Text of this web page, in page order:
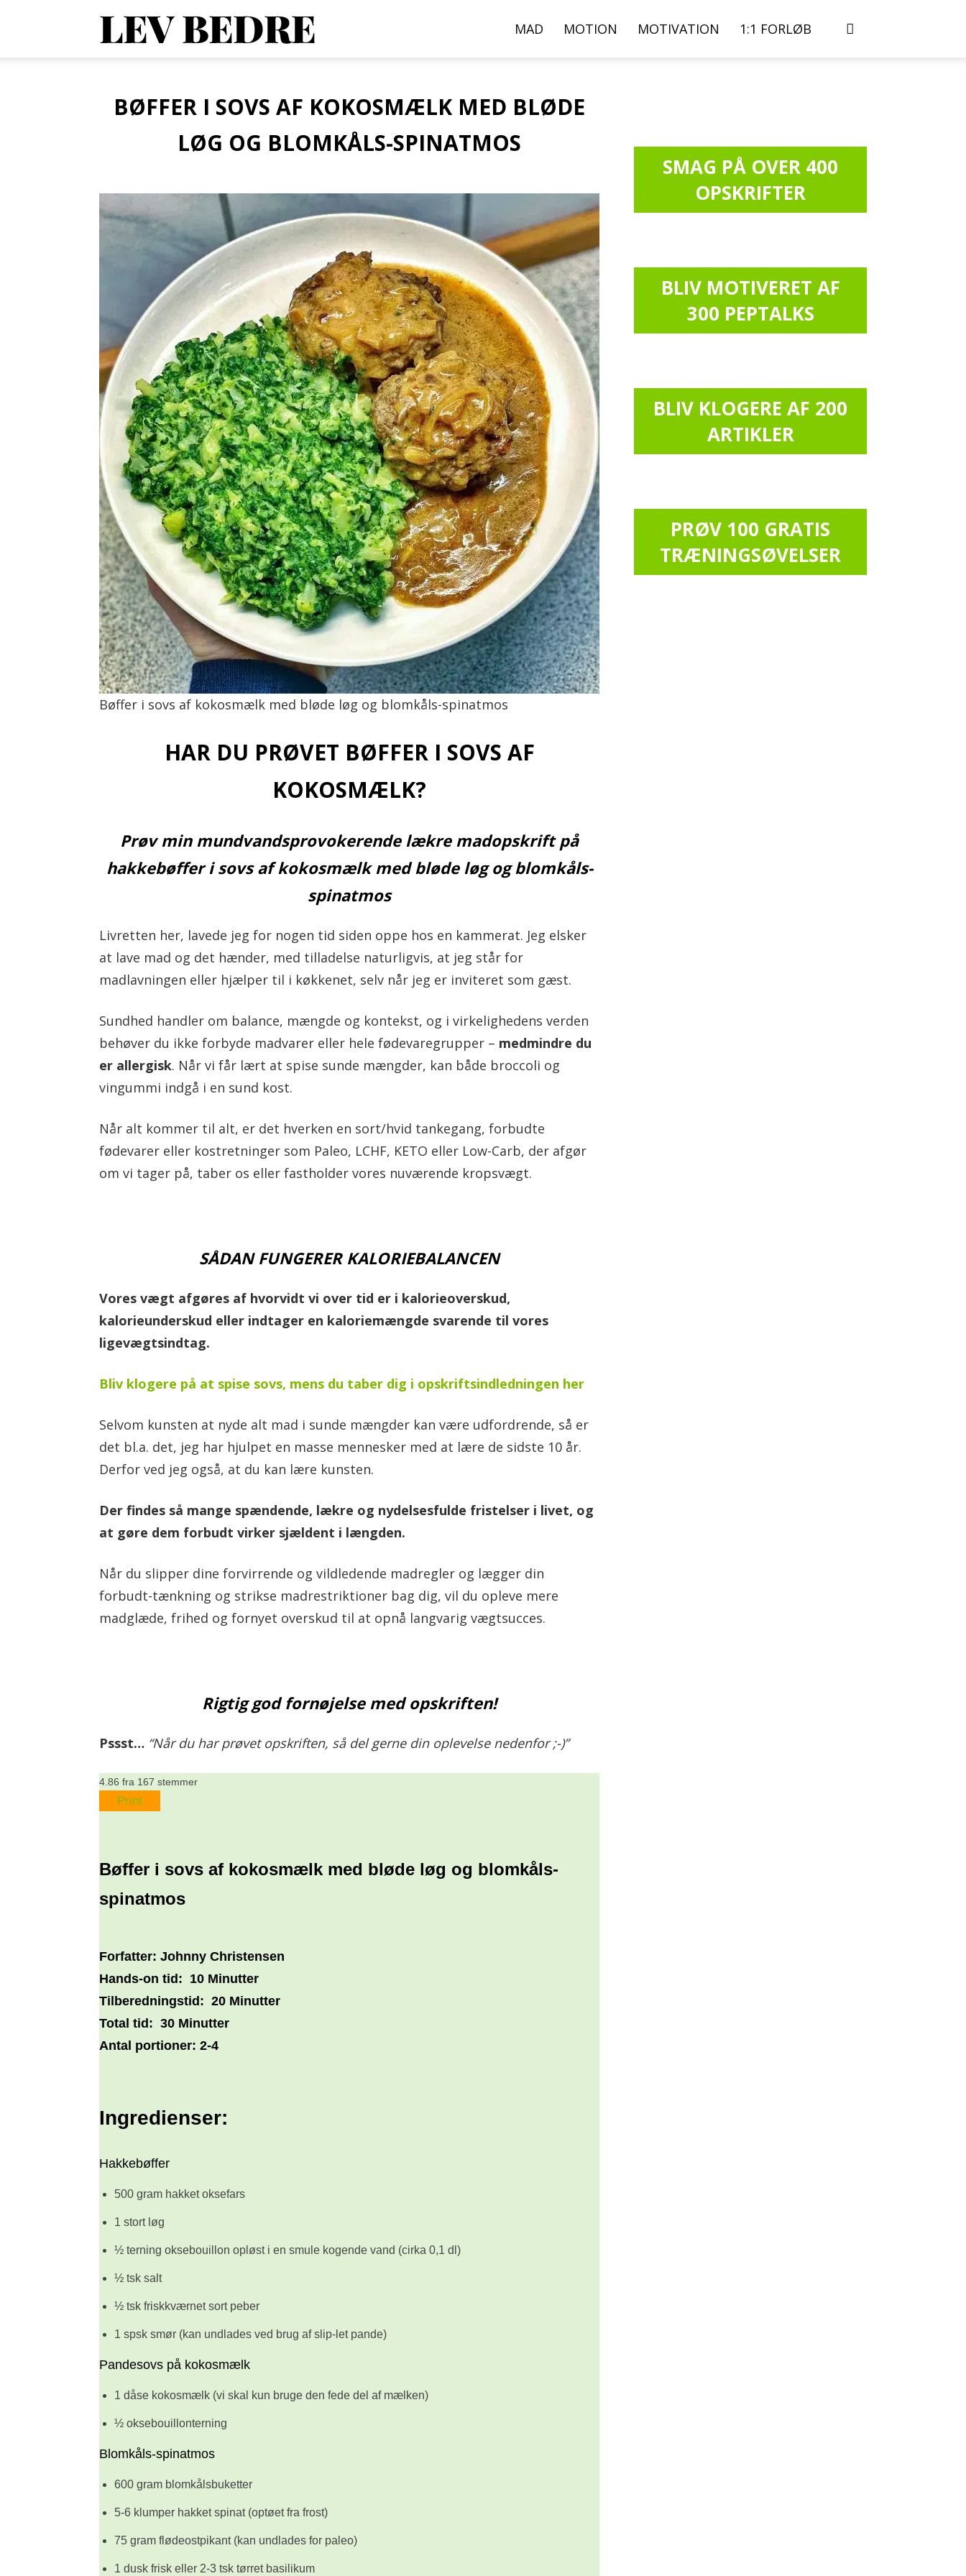
Videoer
Artikler
der
inspirerer
dig
til
et
bedre
liv!
MAD MOTION MOTIVATION 1:1 FORLØB
BØFFER I SOVS AF KOKOSMÆLK MED BLØDE
LØG OG BLOMKÅLS-SPINATMOS
Bøffer i sovs af kokosmælk med bløde løg og blomkåls-spinatmos
HAR DU PRØVET BØFFER I SOVS AF
KOKOSMÆLK?
Prøv min mundvandsprovokerende lækre madopskrift på
hakkebøffer i sovs af kokosmælk med bløde løg og blomkåls-
spinatmos
Livretten her, lavede jeg for nogen tid siden oppe hos en kammerat. Jeg elsker
at lave mad og det hænder, med tilladelse naturligvis, at jeg står for
madlavningen eller hjælper til i køkkenet, selv når jeg er inviteret som gæst.
Sundhed handler om balance, mængde og kontekst, og i virkelighedens verden
behøver du ikke forbyde madvarer eller hele fødevaregrupper – medmindre du
er allergisk. Når vi får lært at spise sunde mængder, kan både broccoli og
vingummi indgå i en sund kost.
Når alt kommer til alt, er det hverken en sort/hvid tankegang, forbudte
fødevarer eller kostretninger som Paleo, LCHF, KETO eller Low-Carb, der afgør
om vi tager på, taber os eller fastholder vores nuværende kropsvægt.
SÅDAN FUNGERER KALORIEBALANCEN
Vores vægt afgøres af hvorvidt vi over tid er i kalorieoverskud,
kalorieunderskud eller indtager en kaloriemængde svarende til vores
ligevægtsindtag.
Bliv klogere på at spise sovs, mens du taber dig i opskriftsindledningen her
Selvom kunsten at nyde alt mad i sunde mængder kan være udfordrende, så er
det bl.a. det, jeg har hjulpet en masse mennesker med at lære de sidste 10 år.
Derfor ved jeg også, at du kan lære kunsten.
Der findes så mange spændende, lækre og nydelsesfulde fristelser i livet, og
at gøre dem forbudt virker sjældent i længden.
Når du slipper dine forvirrende og vildledende madregler og lægger din
forbudt-tænkning og strikse madrestriktioner bag dig, vil du opleve mere
madglæde, frihed og fornyet overskud til at opnå langvarig vægtsucces.
Rigtig god fornøjelse med opskriften!
Pssst… “Når du har prøvet opskriften, så del gerne din oplevelse nedenfor ;-)”
4.86 fra 167 stemmer
Print
Bøffer i sovs af kokosmælk med bløde løg og blomkåls-
spinatmos
Forfatter: Johnny Christensen
Hands-on tid: 10 Minutter
Tilberedningstid: 20 Minutter
Total tid: 30 Minutter
Antal portioner: 2-4
Ingredienser:
Hakkebøffer
500 gram hakket oksefars
1 stort løg
½ terning oksebouillon opløst i en smule kogende vand (cirka 0,1 dl)
½ tsk salt
½ tsk friskkværnet sort peber
1 spsk smør (kan undlades ved brug af slip-let pande)
Pandesovs på kokosmælk
1 dåse kokosmælk (vi skal kun bruge den fede del af mælken)
½ oksebouillonterning
Blomkåls-spinatmos
600 gram blomkålsbuketter
5-6 klumper hakket spinat (optøet fra frost)
75 gram flødeostpikant (kan undlades for paleo)
1 dusk frisk eller 2-3 tsk tørret basilikum
SMAG PÅ OVER 400
OPSKRIFTER
BLIV MOTIVERET AF
300 PEPTALKS
BLIV KLOGERE AF 200
ARTIKLER
PRØV 100 GRATIS
TRÆNINGSØVELSER